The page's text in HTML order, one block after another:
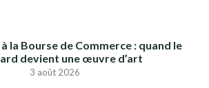
la Bourse de Commerce : quand le
devient une œuvre d’art
3 août 2026